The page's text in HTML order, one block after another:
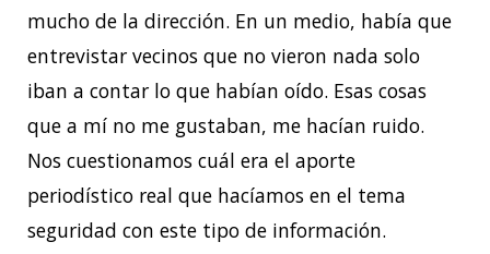
mucho de la dirección. En un medio, había que
entrevistar vecinos que no vieron nada solo
iban a contar lo que habían oído. Esas cosas
que a mí no me gustaban, me hacían ruido.
Nos cuestionamos cuál era el aporte
periodístico real que hacíamos en el tema
seguridad con este tipo de información.